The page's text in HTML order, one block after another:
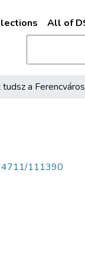
All of
a
111390